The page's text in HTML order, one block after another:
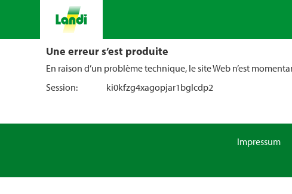
Une erreur s’est produite
En raison d’un problème technique, le site Web n’est
Session:
ki0kfzg4xagopjar1bglcdp2
Impressum